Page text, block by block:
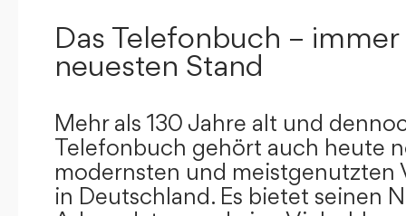
Das Telefonbuch –
neuesten Stand
Mehr als 130 Jahre alt und
Telefonbuch gehört auch heute
modernsten und meistgenutzten
in Deutschland. Es bietet seinen